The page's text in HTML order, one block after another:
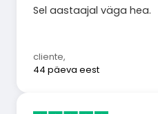
Sel aastaajal väga hea.
cliente,
44 päeva eest